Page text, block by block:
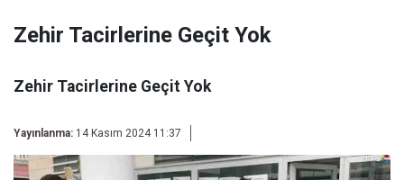
Zehir Tacirlerine Geçit Yok
Zehir Tacirlerine Geçit Yok
Yayınlanma: 14 Kasım 2024 11:37